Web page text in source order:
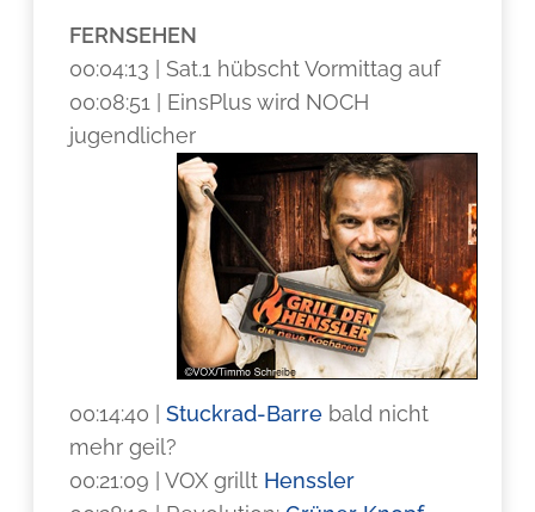
FERNSEHEN
00:04:13 | Sat.1 hübscht Vormittag auf
00:08:51 | EinsPlus wird NOCH
jugendlicher
00:14:40 |Stuckrad-Barre bald nicht
mehr geil?
00:21:09 | VOX grillt Henssler